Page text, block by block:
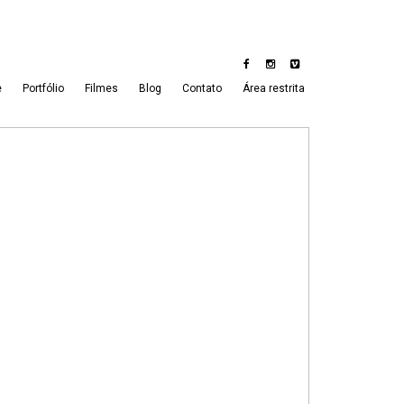
Portfólio Filmes Blog Contato Área restrita